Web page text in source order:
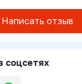
Написать отзыв
соцсетях